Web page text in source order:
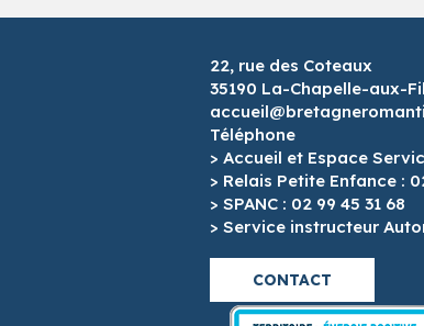
22, rue des Coteaux
35190 La-Chapelle-aux-
Téléphone
> Accueil et Espace
> Relais Petite Enfance :
> SPANC : 02 99 45 31 68
> Service instructeur
CONTACT